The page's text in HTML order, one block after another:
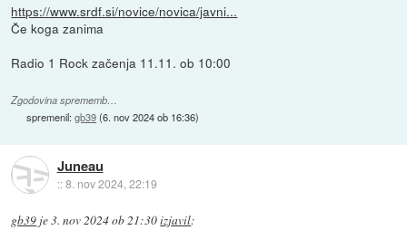
https://www.srdf.si/novice/novica/javni...
Če koga zanima
Radio 1 Rock začenja 11.11. ob 10:00
Zgodovina sprememb…
spremenil:gb39(6. nov 2024 ob 16:36)
Juneau
::8. nov 2024, 22:19
gb39 je3. nov 2024 ob 21:30izjavil: